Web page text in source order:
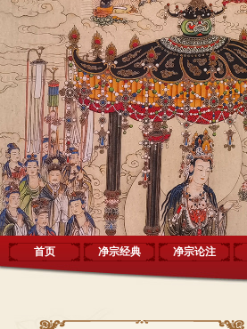
首页 净宗经典 净宗论注